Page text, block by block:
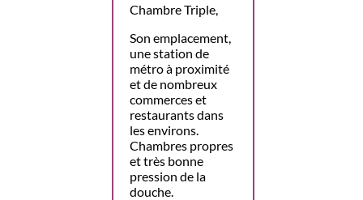
Chambre Triple,
Son emplacement,
une station de
métro à proximité
et de nombreux
commerces et
restaurants dans
les environs.
Chambres propres
et très bonne
pression de la
douche.